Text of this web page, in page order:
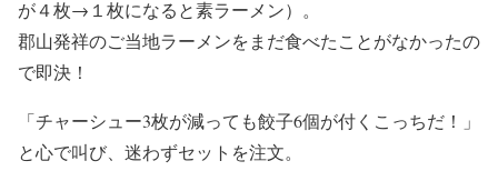
が４枚→１枚になると素ラーメン）。
郡山発祥のご当地ラーメンをまだ食べたことがなかったの
で即決！
「チャーシュー3枚が減っても餃子6個が付くこっちだ！」
と心で叫び、迷わずセットを注文。